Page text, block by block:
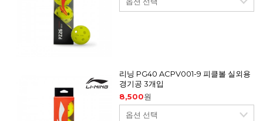
리닝 PG40 ACPV001-9 피클볼 실외용
경기공 3개입
8,500원